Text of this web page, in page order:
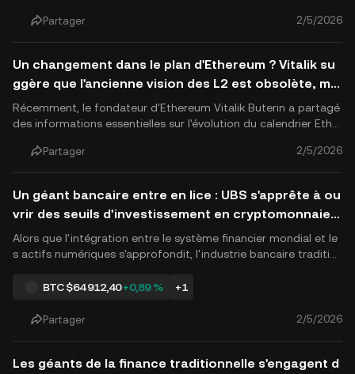
l'échelle mondiale. Récemment, une décision stratégique maje
ure prise par l'entreprise cotée à la Bourse de N.
Partager 2/5/2026
Un changement dans le plan d'Ethereum ? Vitalik su
ggère que l'ancienne vision des L2 est obsolète, me
ttant l'accent sur la diversité fonctionnelle
Récemment, le fondateur d'Ethereum Vitalik Buterin a partagé
des informations essentielles sur l'évolution du calendrier Ether
plicitement souligné que la vision initiale des Layer 2 (L2) en ta
nt que « shards marqués » d'Ethereum n'est.
Partager 2/5/2026
Un géant bancaire entre en lice : UBS s'apprête à ou
vrir des seuils d'investissement en cryptomonnaie p
our les clients privés
Alors que l'intégration entre le système financier mondial et le
s actifs numériques s'approfondit, l'industrie bancaire traditio
née 2026, le groupe UBS, l'une des plus grandes institutions m
BTC$64 912,40+0,89 % +1
Partager 2/5/2026
Les géants de la finance traditionnelle s'engagent d